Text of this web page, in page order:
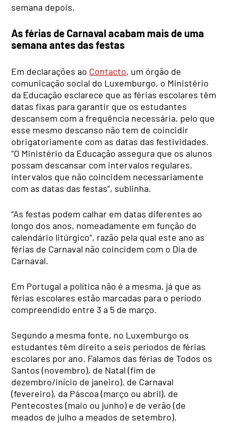
semana depois.
As férias de Carnaval acabam mais de uma
semana antes das festas
Em declarações ao Contacto, um órgão de
comunicação social do Luxemburgo, o Ministério
da Educação esclarece que as férias escolares têm
datas fixas para garantir que os estudantes
descansem com a frequência necessária, pelo que
esse mesmo descanso não tem de coincidir
obrigatoriamente com as datas das festividades.
“O Ministério da Educação assegura que os alunos
possam descansar com intervalos regulares,
intervalos que não coincidem necessariamente
com as datas das festas”, sublinha.
“As festas podem calhar em datas diferentes ao
longo dos anos, nomeadamente em função do
calendário litúrgico”, razão pela qual este ano as
férias de Carnaval não coincidem com o Dia de
Carnaval.
Em Portugal a política não é a mesma, já que as
férias escolares estão marcadas para o período
compreendido entre 3 a 5 de março.
Segundo a mesma fonte, no Luxemburgo os
estudantes têm direito a seis períodos de férias
escolares por ano. Falamos das férias de Todos os
Santos (novembro), de Natal (fim de
dezembro/início de janeiro), de Carnaval
(fevereiro), da Páscoa (março ou abril), de
Pentecostes (maio ou junho) e de verão (de
meados de julho a meados de setembro).